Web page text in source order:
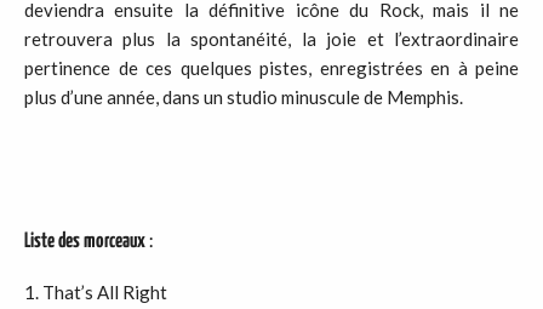
deviendra ensuite la définitive icône du Rock, mais il ne
retrouvera plus la spontanéité, la joie et l’extraordinaire
pertinence de ces quelques pistes, enregistrées en à peine
plus d’une année, dans un studio minuscule de Memphis.
Liste des morceaux:
That’s All Right